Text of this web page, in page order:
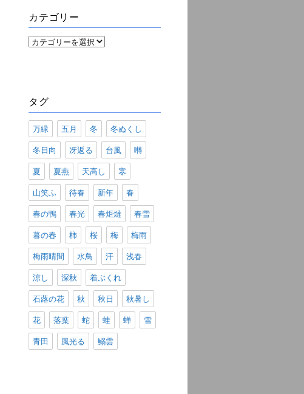
カテゴリー
カ
タグ
万緑 五月 冬 冬ぬくし
冬日向 冴返る 台風 囀
夏 夏燕 天高し 寒
山笑ふ 待春 新年 春
春の鴨 春光 春炬燵 春雪
暮の春 柿 桜 梅 梅雨
梅雨晴間 水鳥 汗 浅春
涼し 深秋 着ぶくれ
石蕗の花 秋 秋日 秋暑し
花 落葉 蛇 蛙 蝉 雪
青田 風光る 鰯雲